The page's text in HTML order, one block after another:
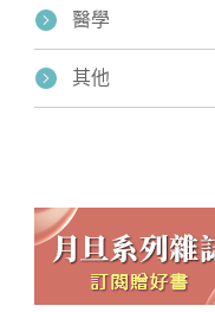
醫學
其他